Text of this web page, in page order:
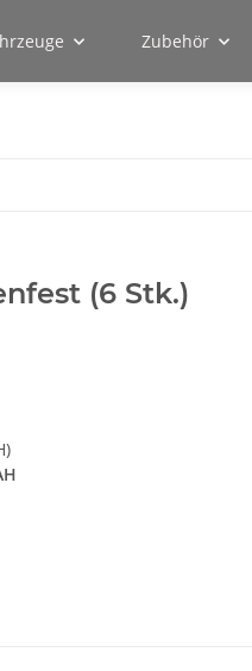
Zubehör
(6 Stk.)